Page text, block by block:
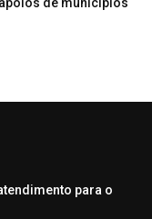
de municípios
para o